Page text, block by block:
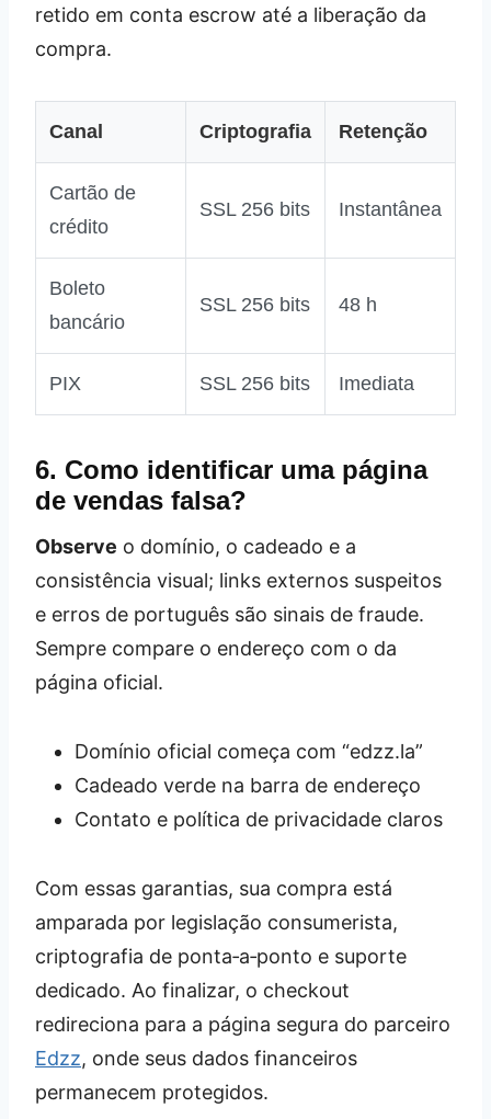
retido em conta escrow até a liberação da
compra.
Canal Criptografia Retenção
Cartão de
crédito
SSL 256 bits Instantânea
Boleto
bancário
SSL 256 bits 48 h
PIX SSL 256 bits Imediata
6. Como identificar uma página
de vendas falsa?
Observe o domínio, o cadeado e a
consistência visual; links externos suspeitos
e erros de português são sinais de fraude.
Sempre compare o endereço com o da
página oficial.
Domínio oficial começa com “edzz.la”
Cadeado verde na barra de endereço
Contato e política de privacidade claros
Com essas garantias, sua compra está
amparada por legislação consumerista,
criptografia de ponta‑a‑ponto e suporte
dedicado. Ao finalizar, o checkout
redireciona para a página segura do parceiro
Edzz, onde seus dados financeiros
permanecem protegidos.